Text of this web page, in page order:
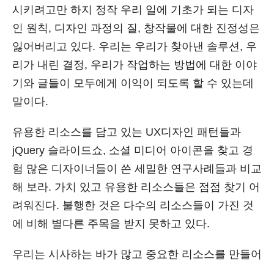
시키려고만 하지 정작 우리 일에 기초가 되는 디자
인 원칙, 디자인 과정의 질, 창작물에 대한 진정성은
잃어버리고 있다. 우리는 우리가 찾아낸 솔루션, 우
리가 내린 결정, 우리가 작업하는 방법에 대한 이야
기와 글들이 모두에게 이익이 되도록 할 수 있는데
말이다.
유용한 리소스를 담고 있는 UX디자인 패턴들과
jQuery 슬라이드쇼, 소셜 미디어 아이콘을 찾고 경
험 많은 디자이너들이 쓴 세밀한 연구사례들과 비교
해 보라. 가치 있고 유용한 리소스들은 점점 찾기 어
려워진다. 불행한 것은 다수의 리소스들이 가진 것
에 비해 별다른 주목을 받지 못하고 있다.
우리는 시사하는 바가 많고 중요한 리소스를 만들어